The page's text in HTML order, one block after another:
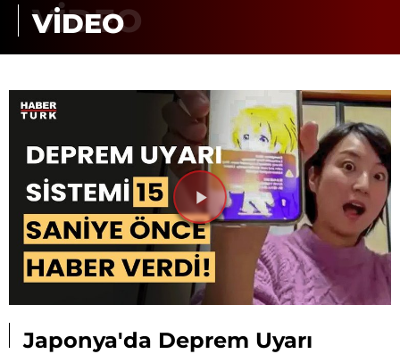
VİDEO
Videoyu
Oynat
Japonya'da Deprem Uyarı